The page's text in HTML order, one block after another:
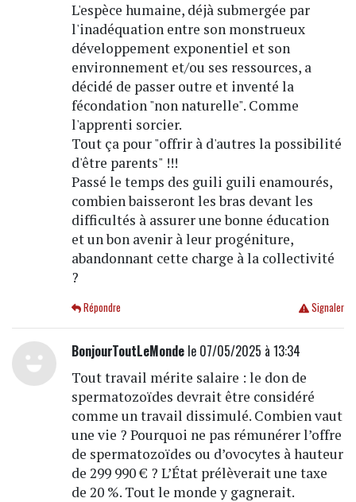
L'espèce humaine, déjà submergée par
l'inadéquation entre son monstrueux
développement exponentiel et son
environnement et/ou ses ressources, a
décidé de passer outre et inventé la
fécondation "non naturelle". Comme
l'apprenti sorcier.
Tout ça pour "offrir à d'autres la possibilité
d'être parents" !!!
Passé le temps des guili guili enamourés,
combien baisseront les bras devant les
difficultés à assurer une bonne éducation
et un bon avenir à leur progéniture,
abandonnant cette charge à la collectivité
?
Signaler
Répondre
BonjourToutLeMondele 07/05/2025 à 13:34
Tout travail mérite salaire : le don de
spermatozoïdes devrait être considéré
comme un travail dissimulé. Combien vaut
une vie ? Pourquoi ne pas rémunérer l’offre
de spermatozoïdes ou d’ovocytes à hauteur
de 299 990 € ? L’État prélèverait une taxe
de 20 %. Tout le monde y gagnerait.